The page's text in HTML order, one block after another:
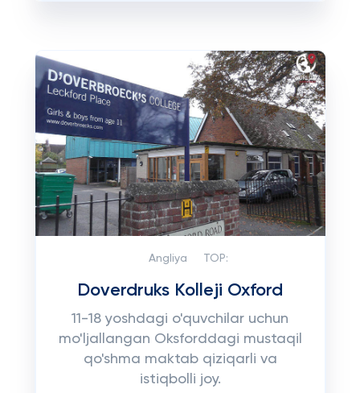
Angliya TOP:
Doverdruks Kolleji Oxford
11-18 yoshdagi o'quvchilar uchun
mo'ljallangan Oksforddagi mustaqil
qo'shma maktab qiziqarli va
istiqbolli joy.